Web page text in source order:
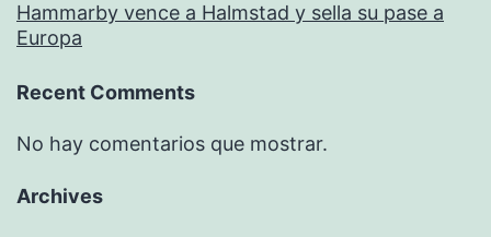
Hammarby vence a Halmstad y sella su pase a
Europa
Recent Comments
No hay comentarios que mostrar.
Archives